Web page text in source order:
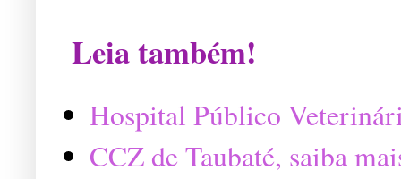
Leia também!
Hospital Público
CCZ de Taubaté, saiba